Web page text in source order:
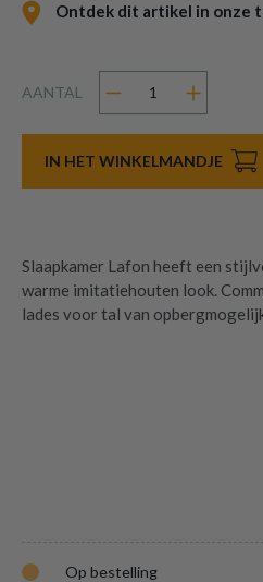
Ontdek dit artikel in onze
AANTAL
IN HET WINKELMANDJE
Slaapkamer Lafon heeft een
warme imitatiehouten look.
lades voor tal van
Op bestelling